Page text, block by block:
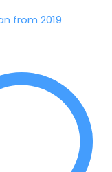
from 2019